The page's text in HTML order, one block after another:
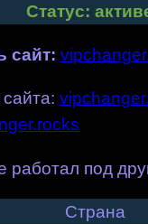
Статус:
сайт:
работал под
Страна